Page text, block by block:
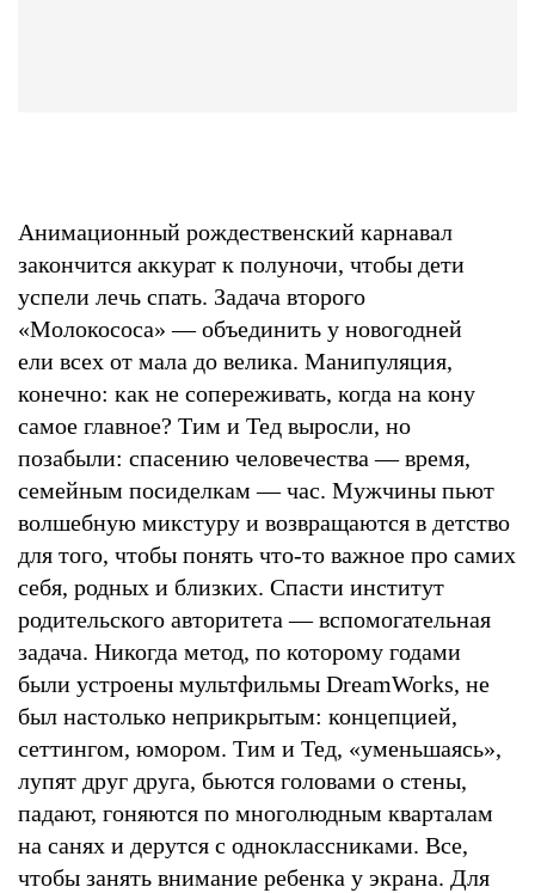
Анимационный рождественский карнавал
закончится аккурат к полуночи, чтобы дети
успели лечь спать. Задача второго
«Молокососа» — объединить у новогодней
ели всех от мала до велика. Манипуляция,
конечно: как не сопереживать, когда на кону
самое главное? Тим и Тед выросли, но
позабыли: спасению человечества — время,
семейным посиделкам — час. Мужчины пьют
волшебную микстуру и возвращаются в детство
для того, чтобы понять что-то важное про самих
себя, родных и близких. Спасти институт
родительского авторитета — вспомогательная
задача. Никогда метод, по которому годами
были устроены мультфильмы DreamWorks, не
был настолько неприкрытым: концепцией,
сеттингом, юмором. Тим и Тед, «уменьшаясь»,
лупят друг друга, бьются головами о стены,
падают, гоняются по многолюдным кварталам
на санях и дерутся с одноклассниками. Все,
чтобы занять внимание ребенка у экрана. Для